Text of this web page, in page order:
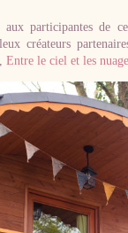
participantes de
créateurs
, Entre le ciel et les